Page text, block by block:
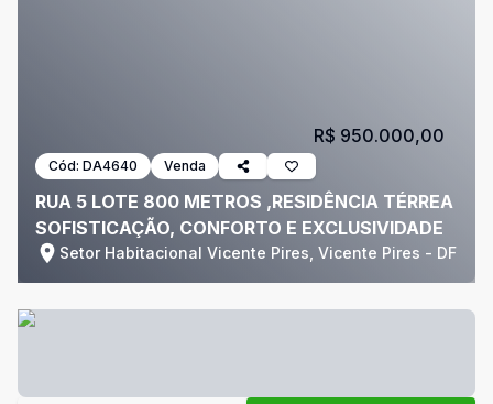
Cód: DA4640 Venda
RUA 5 LOTE 800 METROS ,RESIDÊNCIA TÉRREA
SOFISTICAÇÃO, CONFORTO E EXCLUSIVIDADE
Setor Habitacional Vicente Pires, Vicente Pires - DF
R$ 950.000,00